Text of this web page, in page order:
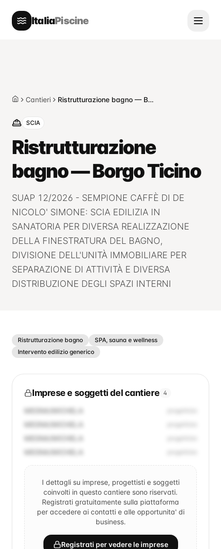
ItaliaPiscine
HomeCantieri Ristrutturazione bagno — Borgo Ticino
SCIA
Ristrutturazione
bagno — Borgo Ticino
SUAP 12/2026 - SEMPIONE CAFFÈ DI DE
NICOLO' SIMONE: SCIA EDILIZIA IN
SANATORIA PER DIVERSA REALIZZAZIONE
DELLA FINESTRATURA DEL BAGNO,
DIVISIONE DELL'UNITÀ IMMOBILIARE PER
SEPARAZIONE DI ATTIVITÀ E DIVERSA
DISTRIBUZIONE DEGLI SPAZI INTERNI
Ristrutturazione bagno
SPA, sauna e wellness
Intervento edilizio generico
Imprese e soggetti del cantiere 4
MEGNA/MICHELA
MEGNA/MICHELA
MEGNA/MICHELA
MEGNA/MICHELA
I dettagli su imprese, progettisti e soggetti
coinvolti in questo cantiere sono riservati.
Registrati gratuitamente sulla piattaforma
per accedere ai contatti e alle opportunita' di
business.
Registrati per vedere le imprese